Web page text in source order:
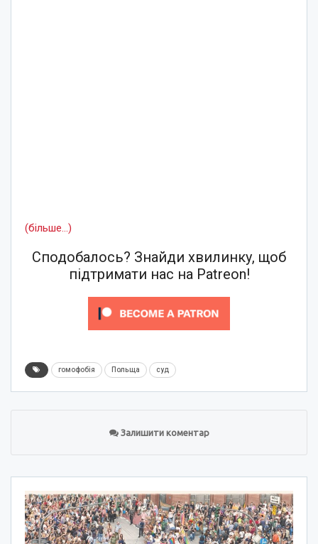
(більше…)
Сподобалось? Знайди хвилинку, щоб
підтримати нас на Patreon!
гомофобія Польща суд
Залишити коментар